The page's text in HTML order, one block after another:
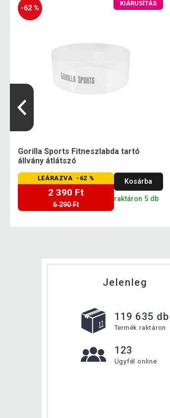
-62 %
KIÁRUSÍTÁS
Gorilla Sports Fitneszlabda tartó
állvány átlátszó
LEÁRAZVA -62 %
2 390 Ft
6 290 Ft
Kosárba
raktáron 5 db
Jelenleg
119 635 db
Termék raktáron
123
Ügyfél online